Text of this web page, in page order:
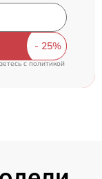
cполитикой